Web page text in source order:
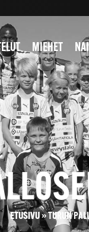
MIEHET
ETUSIVU»TURUN